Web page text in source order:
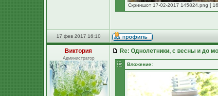
Скриншот 17-02-2017 145824.png [
17 фев 2017 16:10
Виктория
Администратор
Re: Однолетники, с весны и до
Вложение: